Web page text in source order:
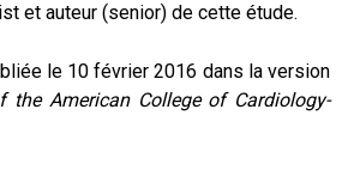
et auteur (senior) de cette étude.
le 10 février 2016 dans la version
the American College of Cardiology-